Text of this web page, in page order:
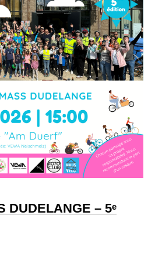
DUDELANGE – 5ᵉ